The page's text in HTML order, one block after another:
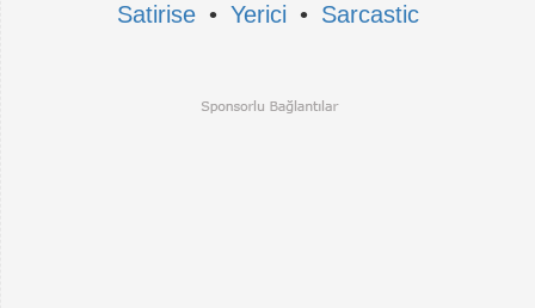
Satirise • Yerici • Sarcastic